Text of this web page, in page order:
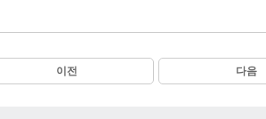
이전 다음